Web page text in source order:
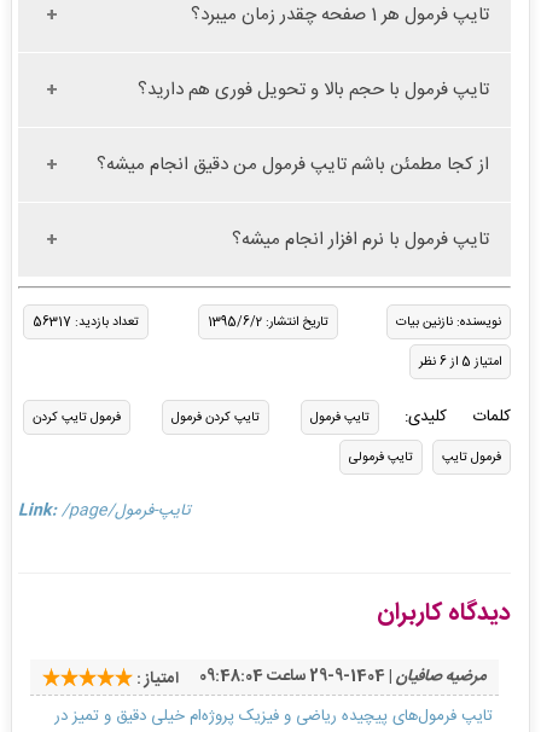
تایپ فرمول هر 1 صفحه چقدر زمان میبرد؟
تایپ فرمول با حجم بالا و تحویل فوری هم دارید؟
از کجا مطمئن باشم تایپ فرمول من دقیق انجام میشه؟
تایپ فرمول با نرم افزار انجام میشه؟
نویسنده: نازنین بیات تاریخ انتشار: 1395/6/2
تعداد بازدید: 56317
امتیاز 5 از 6 نظر
کلمات کلیدی: تایپ فرمول تایپ کردن فرمول
فرمول تایپ کردن
فرمول تایپ
تایپ فرمولی
Link: /page/تایپ-فرمول
دیدگاه کاربران
مرضیه صافیان| 1404-9-29 ساعت 09:48:04
امتیاز :
تایپ فرمول‌های پیچیده ریاضی و فیزیک پروژه‌ام خیلی دقیق و تمیز در